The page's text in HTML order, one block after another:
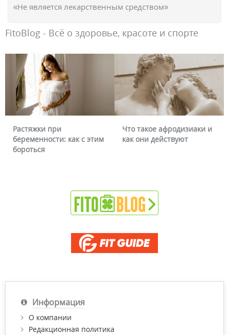
«Не является лекарственным средством»
FitoBlog - Всё о здоровье, красоте и спорте
Растяжки при
беременности: как с этим
бороться
Что такое афродизиаки и
как они действуют
Информация
О компании
Редакционная политика